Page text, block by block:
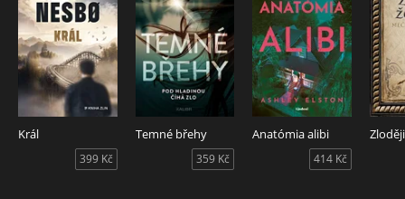
Král
399 Kč
Temné břehy
359 Kč
Anatómia alibi
414 Kč